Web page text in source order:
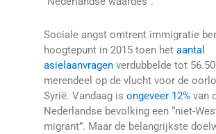
Sociale angst omtrent immigratie
hoogtepunt in 2015 toen het aantal
asielaanvragenverdubbelde tot
merendeel op de vlucht voor de
Syrië. Vandaag is ongeveer 12%van
Nederlandse bevolking een “niet-
migrant”. Maar de belangrijkste